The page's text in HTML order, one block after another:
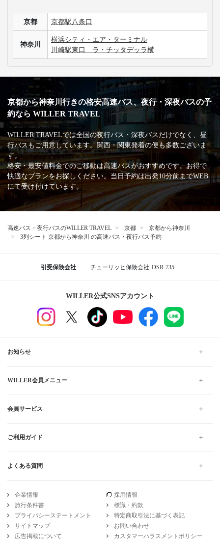
京都 京都駅八条口
神奈川
横浜シティ・エア・ターミナル
川崎駅東口 ラ・チッタデッラ横
京都から神奈川行きの格安高速バス、夜行・深夜バスの予
約なら WILLER TRAVEL
WILLER TRAVELでは全国の夜行バス・深夜バスだけでなく、昼
行バスもご用意しています。関西・関東発着の便も多数ございま
す。
格安・最安値料金でのご移動は高速バスがおすすめです。お得で
快適なプランをお探しください。当日予約は出発10分前までWEB
にて受け付けています。
高速バス・夜行バスのWILLER TRAVEL 京都
京都から神奈川
3列シート 京都から神奈川 の高速バス・夜行バス予約
引受保険会社 チューリッヒ保険会社 DSR-735
WILLER公式SNSアカウント
お知らせ
WILLER会員メニュー
会員サービス
ご利用ガイド
よくある質問
企業情報
採用情報
旅行条件書
標識・約款
プライバシーステートメント
特定商取引法に基づく表記
サイトマップ
お問い合わせ
広告掲載について
カスタマーハラスメントポリシー